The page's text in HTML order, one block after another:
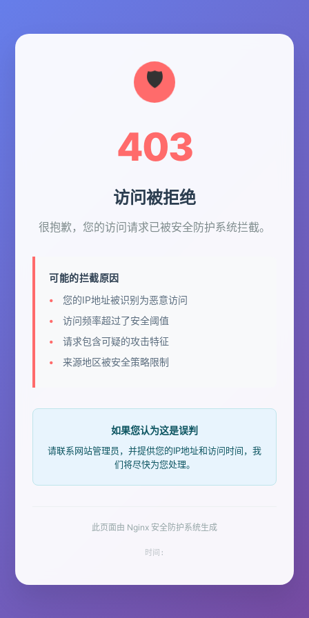
403
访问被拒绝
很抱歉，您的访问请求已被安全防护系统拦截。
可能的拦截原因
您的IP地址被识别为恶意访问
访问频率超过了安全阈值
请求包含可疑的攻击特征
来源地区被安全策略限制
如果您认为这是误判
请联系网站管理员，并提供您的IP地址和访问时间，我
们将尽快为您处理。
此页面由 Nginx 安全防护系统生成
时间: